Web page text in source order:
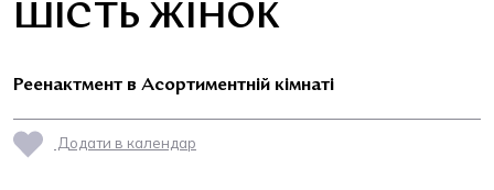
ШІСТЬ ЖІНОК
Реенактмент в Асортиментній кімнаті
Додати в календар